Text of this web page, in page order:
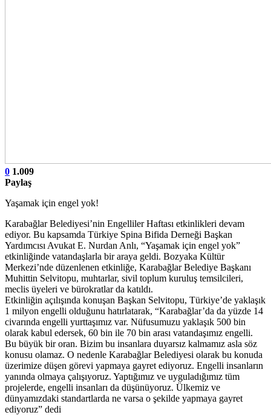
0 1.009
Paylaş
Yaşamak için engel yok!
Karabağlar Belediyesi’nin Engelliler Haftası etkinlikleri devam
ediyor. Bu kapsamda Türkiye Spina Bifida Derneği Başkan
Yardımcısı Avukat E. Nurdan Anlı, “Yaşamak için engel yok”
etkinliğinde vatandaşlarla bir araya geldi. Bozyaka Kültür
Merkezi’nde düzenlenen etkinliğe, Karabağlar Belediye Başkanı
Muhittin Selvitopu, muhtarlar, sivil toplum kuruluş temsilcileri,
meclis üyeleri ve bürokratlar da katıldı.
Etkinliğin açılışında konuşan Başkan Selvitopu, Türkiye’de yaklaşık
1 milyon engelli olduğunu hatırlatarak, “Karabağlar’da da yüzde 14
civarında engelli yurttaşımız var. Nüfusumuzu yaklaşık 500 bin
olarak kabul edersek, 60 bin ile 70 bin arası vatandaşımız engelli.
Bu büyük bir oran. Bizim bu insanlara duyarsız kalmamız asla söz
konusu olamaz. O nedenle Karabağlar Belediyesi olarak bu konuda
üzerimize düşen görevi yapmaya gayret ediyoruz. Engelli insanların
yanında olmaya çalışıyoruz. Yaptığımız ve uyguladığımız tüm
projelerde, engelli insanları da düşünüyoruz. Ülkemiz ve
dünyamızdaki standartlarda ne varsa o şekilde yapmaya gayret
ediyoruz” dedi